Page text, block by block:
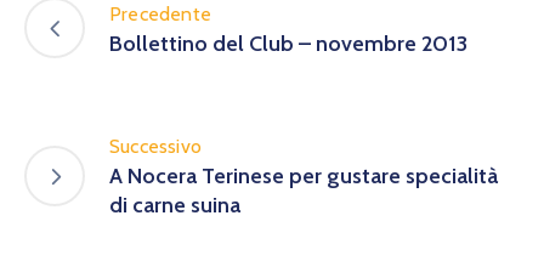
Precedente
Bollettino del Club – novembre 2013
Successivo
A Nocera Terinese per gustare specialità
di carne suina